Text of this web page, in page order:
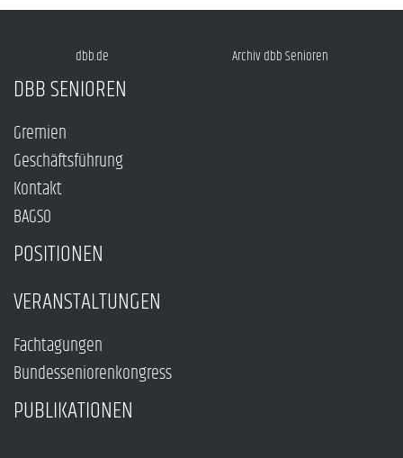
dbb.de Archiv dbb Senioren
DBB SENIOREN
Gremien
Geschäftsführung
Kontakt
BAGSO
POSITIONEN
VERANSTALTUNGEN
Fachtagungen
Bundesseniorenkongress
PUBLIKATIONEN